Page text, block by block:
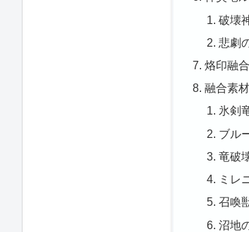
破壊
悲劇
烙印融
融合素
氷剣
ブル
竜破
ミレ
召喚
沼地